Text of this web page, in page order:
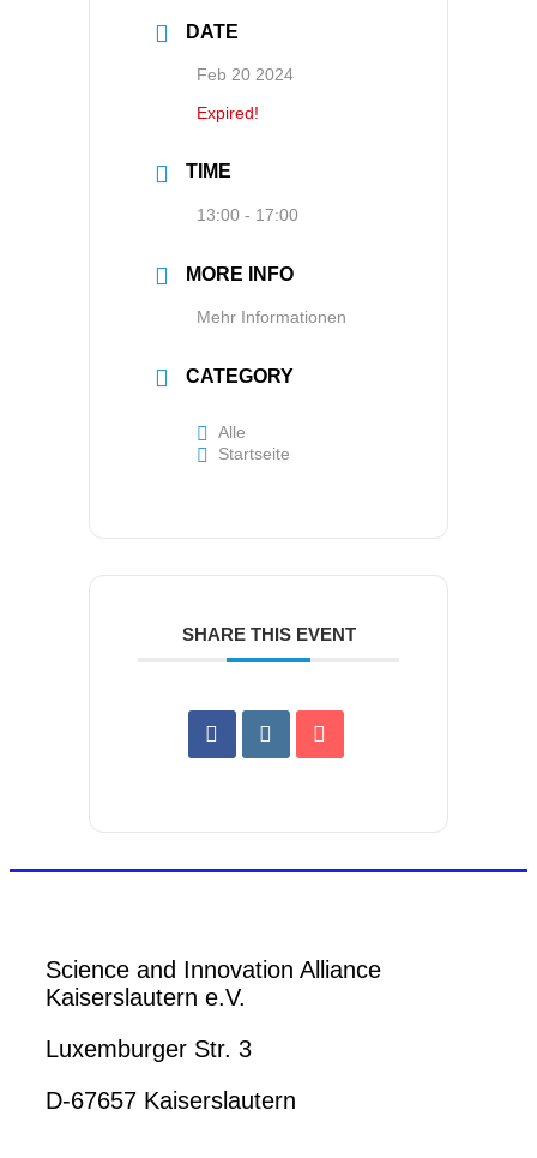
DATE
Feb 20 2024
Expired!
TIME
13:00 - 17:00
MORE INFO
Mehr Informationen
CATEGORY
Alle
Startseite
SHARE THIS EVENT
Science and Innovation Alliance
Kaiserslautern e.V.
Luxemburger Str. 3
D-67657 Kaiserslautern